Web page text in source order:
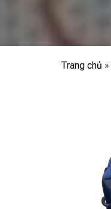
Trang chủ »